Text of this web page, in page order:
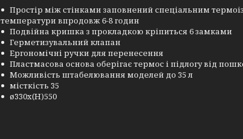
Простір між стінками заповнений спеціальним
температури впродовж 6-8 годин
Подвійна кришка з прокладкою кріпиться 6 замками
Герметизувальний клапан
Ергономічні ручки для перенесення
Пластмасова основа оберігає термос і підлогу від
Можливість штабелювання моделей до 35 л
місткість 35
ø330x(H)550